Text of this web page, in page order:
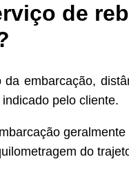
de
embarcação,
pelo cliente.
do